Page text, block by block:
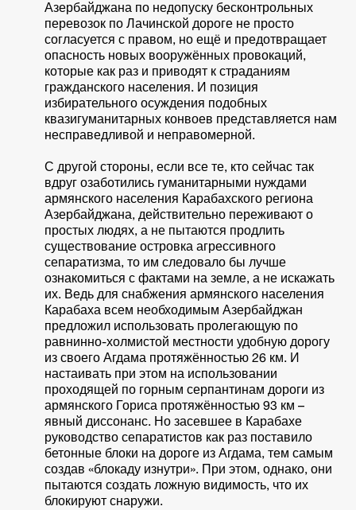
Азербайджана по недопуску бесконтрольных
перевозок по Лачинской дороге не просто
согласуется с правом, но ещё и предотвращает
опасность новых вооружённых провокаций,
которые как раз и приводят к страданиям
гражданского населения. И позиция
избирательного осуждения подобных
квазигуманитарных конвоев представляется нам
несправедливой и неправомерной.
С другой стороны, если все те, кто сейчас так
вдруг озаботились гуманитарными нуждами
армянского населения Карабахского региона
Азербайджана, действительно переживают о
простых людях, а не пытаются продлить
существование островка агрессивного
сепаратизма, то им следовало бы лучше
ознакомиться с фактами на земле, а не искажать
их. Ведь для снабжения армянского населения
Карабаха всем необходимым Азербайджан
предложил использовать пролегающую по
равнинно-холмистой местности удобную дорогу
из своего Агдама протяжённостью 26 км. И
настаивать при этом на использовании
проходящей по горным серпантинам дороги из
армянского Гориса протяжённостью 93 км –
явный диссонанс. Но засевшее в Карабахе
руководство сепаратистов как раз поставило
бетонные блоки на дороге из Агдама, тем самым
создав «блокаду изнутри». При этом, однако, они
пытаются создать ложную видимость, что их
блокируют снаружи.